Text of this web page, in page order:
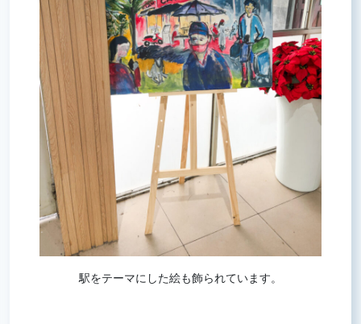
駅をテーマにした絵も飾られています。